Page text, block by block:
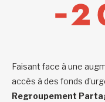
Faisant face à une
accès à des fonds
Regroupement